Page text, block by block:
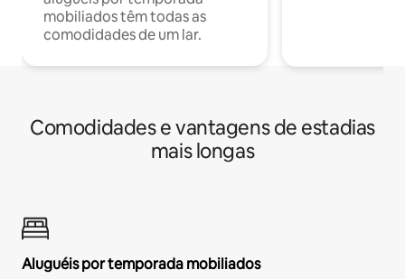
mobiliados têm todas as
comodidades de um lar.
Comodidades e vantagens de estadias
mais longas
Aluguéis por temporada mobiliados